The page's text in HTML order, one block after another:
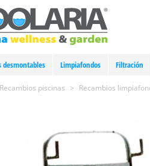
desmontables Limpiafondos Filtración
Recambios piscinas > Recambios